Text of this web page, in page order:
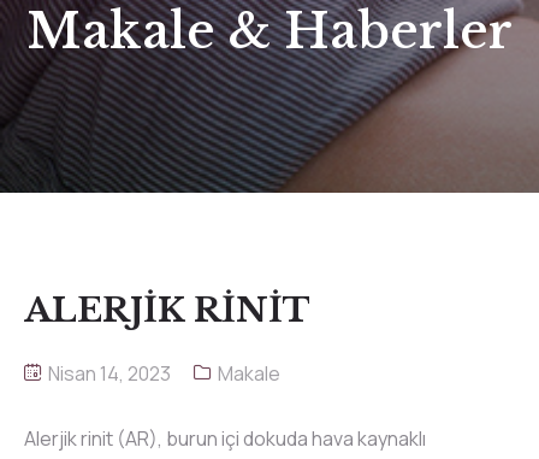
Makale & Haberler
ALERJİK RİNİT
Nisan 14, 2023 Makale
Alerjik rinit (AR), burun içi dokuda hava kaynaklı